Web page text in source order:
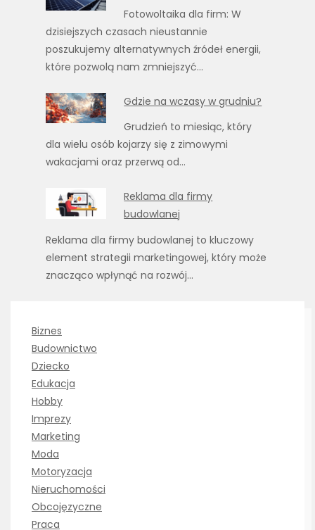
Fotowoltaika dla firm: W
dzisiejszych czasach nieustannie
poszukujemy alternatywnych źródeł energii,
które pozwolą nam zmniejszyć…
Gdzie na wczasy w grudniu?
Grudzień to miesiąc, który
dla wielu osób kojarzy się z zimowymi
wakacjami oraz przerwą od…
Reklama dla firmy
budowlanej
Reklama dla firmy budowlanej to kluczowy
element strategii marketingowej, który może
znacząco wpłynąć na rozwój…
Biznes
Budownictwo
Dziecko
Edukacja
Hobby
Imprezy
Marketing
Moda
Motoryzacja
Nieruchomości
Obcojęzyczne
Praca